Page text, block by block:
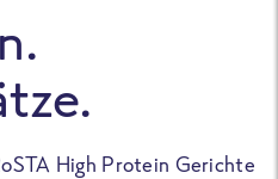
High Protein Gerichte